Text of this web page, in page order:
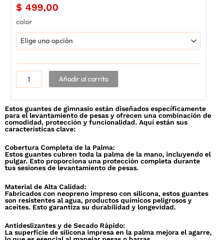
$ 499,00
color
Guantes
Para
Gimnasio
Entrenamiento
Muñequera
Ajustable
cantidad
Añadir al carrito
Estos guantes de gimnasio están diseñados específicamente
para el levantamiento de pesas y ofrecen una combinación de
comodidad, protección y funcionalidad. Aquí están sus
características clave:
Cobertura Completa de la Palma:
Estos guantes cubren toda la palma de la mano, incluyendo el
pulgar. Esto proporciona una protección completa durante
tus sesiones de levantamiento de pesas.
Material de Alta Calidad:
Fabricados con neopreno impreso con silicona, estos guantes
son resistentes al agua, productos químicos peligrosos y
aceites. Esto garantiza su durabilidad y longevidad.
Antideslizantes y de Secado Rápido:
La superficie de silicona impresa en la palma mejora el agarre,